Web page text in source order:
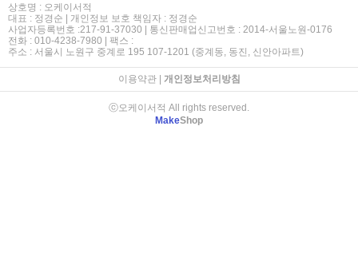
상호명 : 오케이서적
대표 : 정경순 | 개인정보 보호 책임자 : 정경순
사업자등록번호 :217-91-37030 | 통신판매업신고번호 : 2014-서울노원-0176
전화 : 010-4238-7980 | 팩스 :
주소 : 서울시 노원구 중계로 195 107-1201 (중계동, 동진, 신안아파트)
이용약관| 개인정보처리방침
ⓒ오케이서적 All rights reserved.
MakeShop